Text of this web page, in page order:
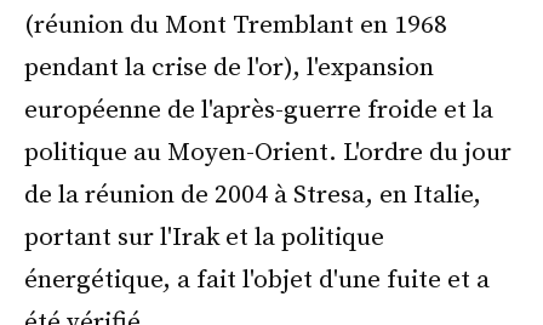
(réunion du Mont Tremblant en 1968
pendant la crise de l'or), l'expansion
européenne de l'après-guerre froide et la
politique au Moyen-Orient. L'ordre du jour
de la réunion de 2004 à Stresa, en Italie,
portant sur l'Irak et la politique
énergétique, a fait l'objet d'une fuite et a